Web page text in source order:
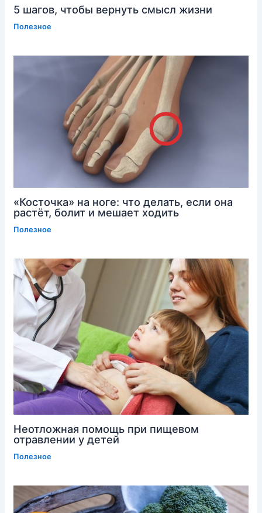
5 шагов, чтобы вернуть смысл жизни
Полезное
«Косточка» на ноге: что делать, если она
растёт, болит и мешает ходить
Полезное
Неотложная помощь при пищевом
отравлении у детей
Полезное